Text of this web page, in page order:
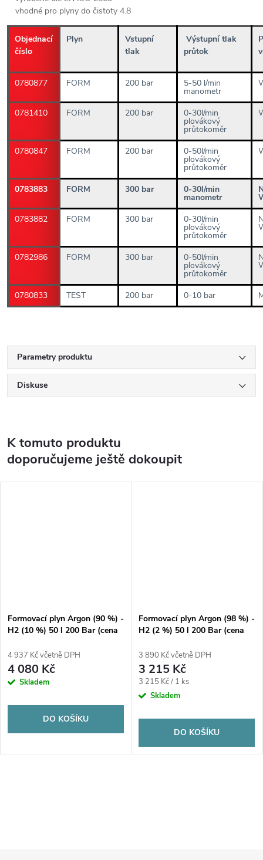
vhodné pro plyny do čistoty 4.8
Objednací
číslo
Plyn
Vstupní
tlak
Výstupní tlak
průtok
0780877 FORM 200 bar 5-50 l/min
manometr
0781410 FORM 200 bar 0-30l/min
plovákový
průtokoměr
0780847 FORM 200 bar 0-50l/min
plovákový
průtokoměr
0783883 FORM 300 bar 0-30l/min
manometr
0783882
FORM 300 bar 0-30l/min
plovákový
průtokoměr
0782986 FORM 300 bar 0-50l/min
plovákový
průtokoměr
0780833 TEST 200 bar 0-10 bar
Parametry produktu
Diskuse
K tomuto produktu
doporučujeme ještě dokoupit
Formovací plyn Argon (90 %) -
H2 (10 %) 50 l 200 Bar (cena
4 937 Kč včetně DPH
4 080 Kč
Skladem
DO KOŠÍKU
Formovací plyn Argon (98 %) -
H2 (2 %) 50 l 200 Bar (cena
3 890 Kč včetně DPH
3 215 Kč
Měrná
cena:
3 215 Kč / 1 ks
Skladem
DO KOŠÍKU